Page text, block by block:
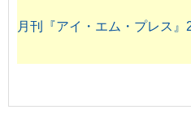
月刊『アイ・エム・プレス』